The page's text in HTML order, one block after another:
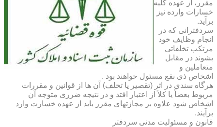
مقرر، از عهده کلیه
خسارات وارده نیز
برآید.
سردفترانی که در
انجام وظایف خود
مرتکب تخلفاتی
بشوند در مقابل
متعاملین و
اشخاص ذی نفع مسئول خواهند بود .
هرگاه سندی در اثر (تقصیر یا تخلف) آن ها از قوانین و مقررات
مربوط بعضاً یا کلاً از اعتبار افتد و در نتیجه ضرری متوجه آن
اشخاص شود علاوه بر مجازتهای مقرر باید از عهده خسارت وارد
برآیند.
قانون و مسئولیت مدنی سردفتر